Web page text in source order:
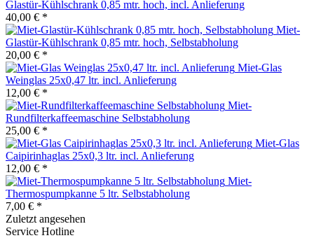
Glastür-Kühlschrank 0,85 mtr. hoch, incl. Anlieferung
40,00 € *
Miet-
Glastür-Kühlschrank 0,85 mtr. hoch, Selbstabholung
20,00 € *
Miet-Glas
Weinglas 25x0,47 ltr. incl. Anlieferung
12,00 € *
Miet-
Rundfilterkaffeemaschine Selbstabholung
25,00 € *
Miet-Glas
Caipirinhaglas 25x0,3 ltr. incl. Anlieferung
12,00 € *
Miet-
Thermospumpkanne 5 ltr. Selbstabholung
7,00 € *
Zuletzt angesehen
Service Hotline